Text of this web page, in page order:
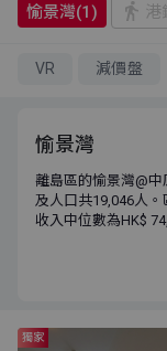
愉景灣(1) 港
VR 減價盤
愉景灣
離島區的愉景灣@
及人口共19,046人
收入中位數為HK$
獨家